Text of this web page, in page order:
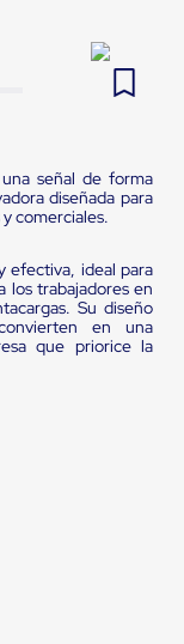
señal de forma
diseñada para
comerciales.
efectiva, ideal para
los trabajadores en
Su diseño
en una
que priorice la